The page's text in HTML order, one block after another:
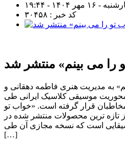
- ۱۶ مهر ۱۴۰۴ - ۱۹:۴۴
کد خبر : ۳۰۴۵۸
را می بینم» منتشر شد
به مدیریت هنری فاطمه دهقانی و
محوریت موسیقی کلاسیک ایرانی طی
قرار گرفته است. «خواب تو
تازه ترین محصولات منتشر شده در
است که نسخه مجازی آن طی
[…]